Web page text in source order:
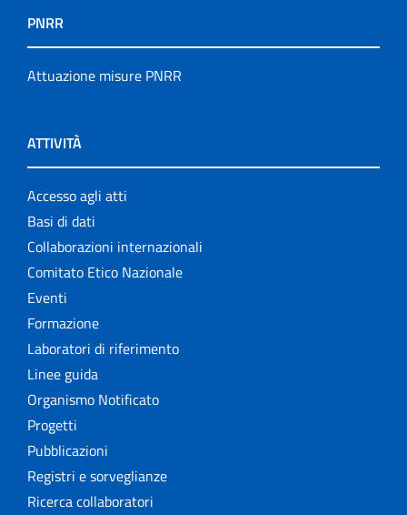
PNRR
Attuazione misure PNRR
ATTIVITÀ
Accesso agli atti
Basi di dati
Collaborazioni internazionali
Comitato Etico Nazionale
Eventi
Formazione
Laboratori di riferimento
Linee guida
Organismo Notificato
Progetti
Pubblicazioni
Registri e sorveglianze
Ricerca collaboratori